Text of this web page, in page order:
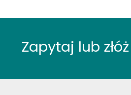
Zapytaj lub